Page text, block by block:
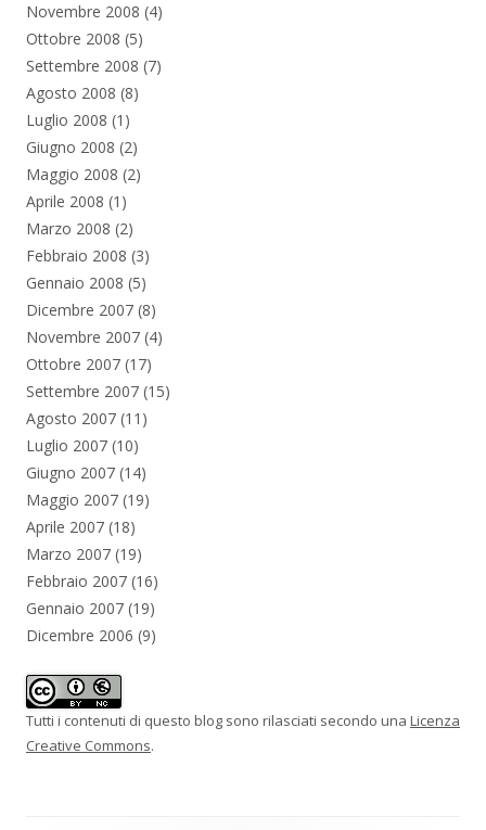
Novembre 2008 (4)
Ottobre 2008 (5)
Settembre 2008 (7)
Agosto 2008 (8)
Luglio 2008 (1)
Giugno 2008 (2)
Maggio 2008 (2)
Aprile 2008 (1)
Marzo 2008 (2)
Febbraio 2008 (3)
Gennaio 2008 (5)
Dicembre 2007 (8)
Novembre 2007 (4)
Ottobre 2007 (17)
Settembre 2007 (15)
Agosto 2007 (11)
Luglio 2007 (10)
Giugno 2007 (14)
Maggio 2007 (19)
Aprile 2007 (18)
Marzo 2007 (19)
Febbraio 2007 (16)
Gennaio 2007 (19)
Dicembre 2006 (9)
Tutti i contenuti di questo blog sono rilasciati secondo una Licenza
Creative Commons.